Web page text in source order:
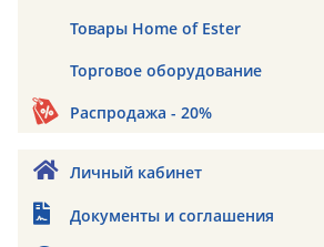
Товары Home of Ester
Торговое оборудование
Распродажа - 20%
Личный кабинет
Документы и соглашения